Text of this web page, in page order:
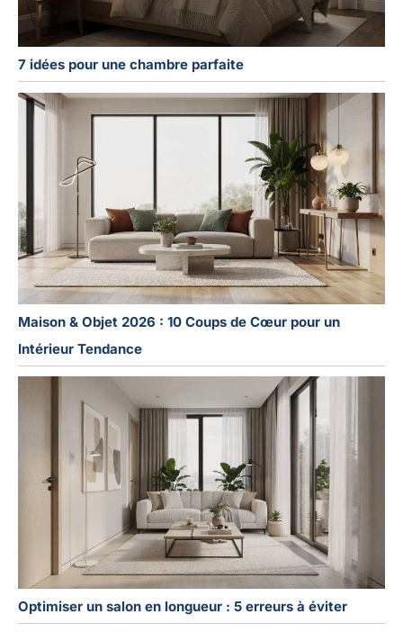
7 idées pour une chambre parfaite
Maison & Objet 2026 : 10 Coups de Cœur pour un
Intérieur Tendance
Optimiser un salon en longueur : 5 erreurs à éviter